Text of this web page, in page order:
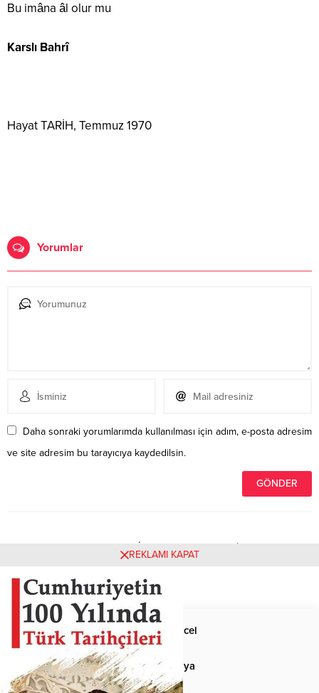
Bu imâna âl olur mu
Karslı Bahrî
Hayat TARİH, Temmuz 1970
Yorumlar
Daha sonraki yorumlarımda kullanılması için adım, e-posta adresim
ve site adresim bu tarayıcıya kaydedilsin.
Henüz yorum yapılmamış. İlk yorumu yukarıdaki form
aracılığıyla siz yapabilirsiniz.
Anasayfa Güncel
Siyaset Dünya
REKLAMI KAPAT